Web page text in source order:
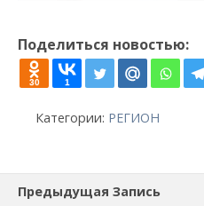
Поделиться новостью:
30 1
Категории: РЕГИОН
Предыдущая Запись